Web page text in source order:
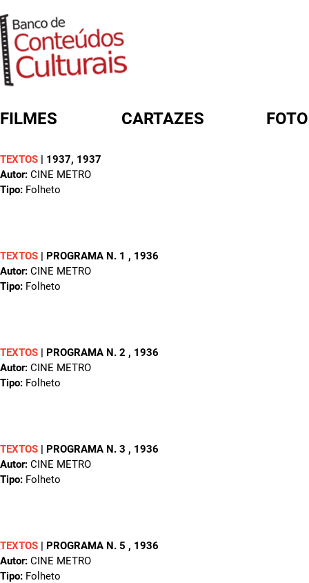
FILMES CARTAZES
TEXTOS | 1937, 1937
Autor: CINE METRO
Tipo: Folheto
TEXTOS | PROGRAMA N. 1 , 1936
Autor: CINE METRO
Tipo: Folheto
TEXTOS | PROGRAMA N. 2 , 1936
Autor: CINE METRO
Tipo: Folheto
TEXTOS | PROGRAMA N. 3 , 1936
Autor: CINE METRO
Tipo: Folheto
TEXTOS | PROGRAMA N. 5 , 1936
Autor: CINE METRO
Tipo: Folheto
FORMULÁRIO DE BUSCA